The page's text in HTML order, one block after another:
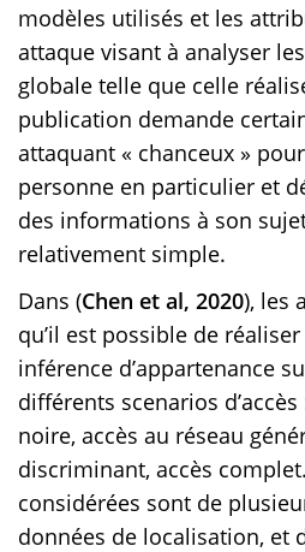
modèles utilisés et les
attaque visant à analyser
globale telle que celle
publication demande
attaquant « chanceux »
personne en particulier et
des informations à son
relativement simple.
Dans (Chen et al, 2020), les
qu’il est possible de
inférence d’appartenance
différents scenarios
noire, accès au réseau
discriminant, accès
considérées sont de
données de localisation, et